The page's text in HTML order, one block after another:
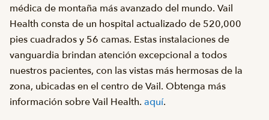
médica de montaña más avanzado del mundo. Vail
Health consta de un hospital actualizado de 520,000
pies cuadrados y 56 camas. Estas instalaciones de
vanguardia brindan atención excepcional a todos
nuestros pacientes, con las vistas más hermosas de la
zona, ubicadas en el centro de Vail. Obtenga más
información sobre Vail Health. aquí.